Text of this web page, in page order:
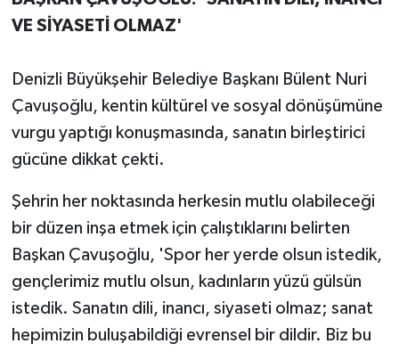
VE SİYASETİ OLMAZ'
Denizli Büyükşehir Belediye Başkanı Bülent Nuri
Çavuşoğlu, kentin kültürel ve sosyal dönüşümüne
vurgu yaptığı konuşmasında, sanatın birleştirici
gücüne dikkat çekti.
Şehrin her noktasında herkesin mutlu olabileceği
bir düzen inşa etmek için çalıştıklarını belirten
Başkan Çavuşoğlu, 'Spor her yerde olsun istedik,
gençlerimiz mutlu olsun, kadınların yüzü gülsün
istedik. Sanatın dili, inancı, siyaseti olmaz; sanat
hepimizin buluşabildiği evrensel bir dildir. Biz bu